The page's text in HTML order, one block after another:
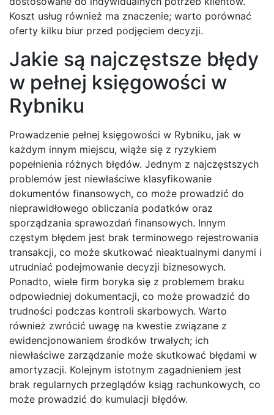
Koszt usług również ma znaczenie; warto porównać
oferty kilku biur przed podjęciem decyzji.
Jakie są najczęstsze błędy
w pełnej księgowości w
Rybniku
Prowadzenie pełnej księgowości w Rybniku, jak w
każdym innym miejscu, wiąże się z ryzykiem
popełnienia różnych błędów. Jednym z najczęstszych
problemów jest niewłaściwe klasyfikowanie
dokumentów finansowych, co może prowadzić do
nieprawidłowego obliczania podatków oraz
sporządzania sprawozdań finansowych. Innym
częstym błędem jest brak terminowego rejestrowania
transakcji, co może skutkować nieaktualnymi danymi i
utrudniać podejmowanie decyzji biznesowych.
Ponadto, wiele firm boryka się z problemem braku
odpowiedniej dokumentacji, co może prowadzić do
trudności podczas kontroli skarbowych. Warto
również zwrócić uwagę na kwestie związane z
ewidencjonowaniem środków trwałych; ich
niewłaściwe zarządzanie może skutkować błędami w
amortyzacji. Kolejnym istotnym zagadnieniem jest
brak regularnych przeglądów ksiąg rachunkowych, co
może prowadzić do kumulacji błędów.